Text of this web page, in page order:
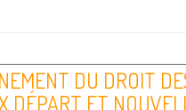
DU DROIT
DÉPART ET